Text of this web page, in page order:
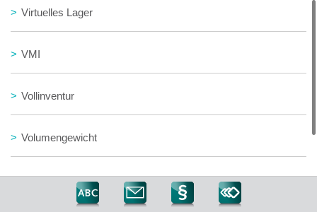
> Virtuelles Lager
> VMI
> Vollinventur
> Volumengewicht
> Vorlauf